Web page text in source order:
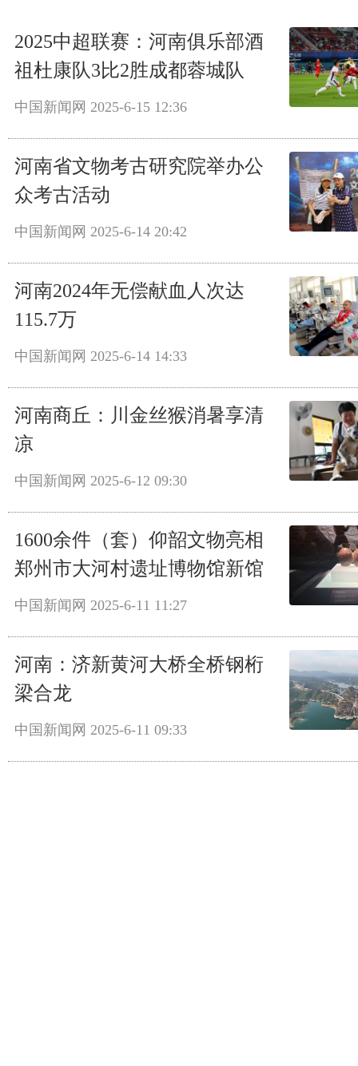
2025中超联赛：河南俱乐部酒
祖杜康队3比2胜成都蓉城队
中国新闻网 2025-6-15 12:36
河南省文物考古研究院举办公
众考古活动
中国新闻网 2025-6-14 20:42
河南2024年无偿献血人次达
115.7万
中国新闻网 2025-6-14 14:33
河南商丘：川金丝猴消暑享清
凉
中国新闻网 2025-6-12 09:30
1600余件（套）仰韶文物亮相
郑州市大河村遗址博物馆新馆
中国新闻网 2025-6-11 11:27
河南：济新黄河大桥全桥钢桁
梁合龙
中国新闻网 2025-6-11 09:33